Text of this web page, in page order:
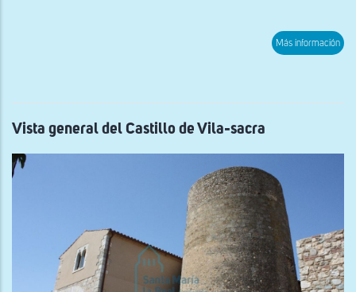
Más información
Vista general del Castillo de Vila-sacra